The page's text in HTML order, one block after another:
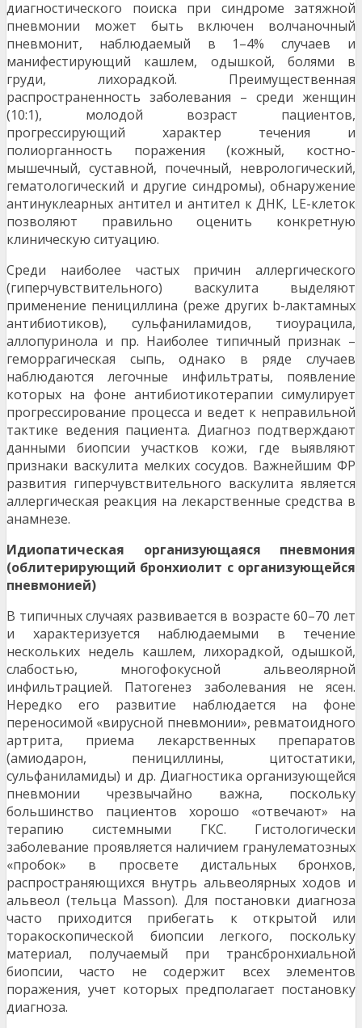
диагностического поиска при синдроме затяжной
пневмонии может быть включен волчаночный
пневмонит, наблюдаемый в 1–4% случаев и
манифестирующий кашлем, одышкой, болями в
груди, лихорадкой. Преимущественная
распространенность заболевания – среди женщин
(10:1), молодой возраст пациентов,
прогрессирующий характер течения и
полиорганность поражения (кожный, костно-
мышечный, суставной, почечный, неврологический,
гематологический и другие синдромы), обнаружение
антинуклеарных антител и антител к ДНК, LE-клеток
позволяют правильно оценить конкретную
клиническую ситуацию.
Среди наиболее частых причин аллергического
(гиперчувствительного) васкулита выделяют
применение пенициллина (реже других b-лактамных
антибиотиков), сульфаниламидов, тиоурацила,
аллопуринола и пр. Наиболее типичный признак –
геморрагическая сыпь, однако в ряде случаев
наблюдаются легочные инфильтраты, появление
которых на фоне антибиотикотерапии симулирует
прогрессирование процесса и ведет к неправильной
тактике ведения пациента. Диагноз подтверждают
данными биопсии участков кожи, где выявляют
признаки васкулита мелких сосудов. Важнейшим ФР
развития гиперчувствительного васкулита является
аллергическая реакция на лекарственные средства в
анамнезе.
Идиопатическая организующаяся пневмония
(облитерирующий бронхиолит с организующейся
пневмонией)
В типичных случаях развивается в возрасте 60–70 лет
и характеризуется наблюдаемыми в течение
нескольких недель кашлем, лихорадкой, одышкой,
слабостью, многофокусной альвеолярной
инфильтрацией. Патогенез заболевания не ясен.
Нередко его развитие наблюдается на фоне
переносимой «вирусной пневмонии», ревматоидного
артрита, приема лекарственных препаратов
(амиодарон, пенициллины, цитостатики,
сульфаниламиды) и др. Диагностика организующейся
пневмонии чрезвычайно важна, поскольку
большинство пациентов хорошо «отвечают» на
терапию системными ГКС. Гистологически
заболевание проявляется наличием гранулематозных
«пробок» в просвете дистальных бронхов,
распространяющихся внутрь альвеолярных ходов и
альвеол (тельца Masson). Для постановки диагноза
часто приходится прибегать к открытой или
торакоскопической биопсии легкого, поскольку
материал, получаемый при трансбронхиальной
биопсии, часто не содержит всех элементов
поражения, учет которых предполагает постановку
диагноза.